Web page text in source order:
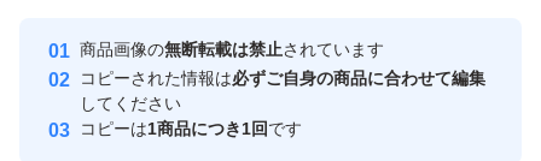
エラスチン・スクワラン（保湿）
安心取引出品者
心・安全なユーザーです
取引実績
商品画像の無断転載は禁止されています
コピーされた情報は必ずご自身の商品に合わせて編集
してください
コピーは1商品につき1回です